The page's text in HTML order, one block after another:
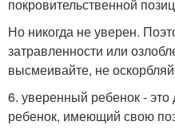
покровительственной
Но никогда не уверен.
затравленности или
высмеивайте, не
6. уверенный ребенок -
ребенок, имеющий свою